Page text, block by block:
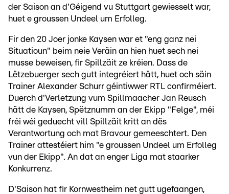
der Saison an d'Géigend vu Stuttgart gewiesselt war,
huet e groussen Undeel um Erfolleg.
Fir den 20 Joer jonke Kaysen war et "eng ganz nei
Situatioun" beim neie Veräin an hien huet sech nei
musse beweisen, fir Spillzäit ze kréien. Dass de
Lëtzebuerger sech gutt integréiert hätt, huet och säin
Trainer Alexander Schurr géintiwwer RTL confirméiert.
Duerch d'Verletzung vum Spillmaacher Jan Reusch
hätt de Kaysen, Spëtznumm an der Ekipp "Felge", méi
fréi wéi geduecht vill Spillzäit kritt an dës
Verantwortung och mat Bravour gemeeschtert. Den
Trainer attestéiert him "e groussen Undeel um Erfolleg
vun der Ekipp". An dat an enger Liga mat staarker
Konkurrenz.
D'Saison hat fir Kornwestheim net gutt ugefaangen,